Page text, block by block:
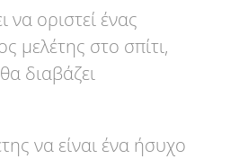
να οριστεί ένας
μελέτης στο σπίτι,
διαβάζει
να είναι ένα ήσυχο